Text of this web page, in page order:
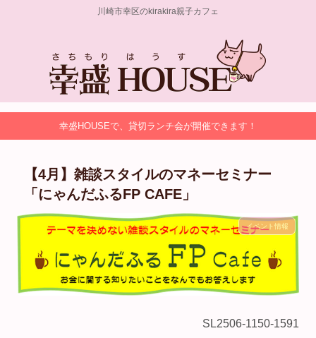
川崎市幸区のkirakira親子カフェ
幸盛HOUSEで、貸切ランチ会が開催できます！
【4月】雑談スタイルのマネーセミナー
「にゃんだふるFP CAFE」
イベント情報
SL2506-1150-1591